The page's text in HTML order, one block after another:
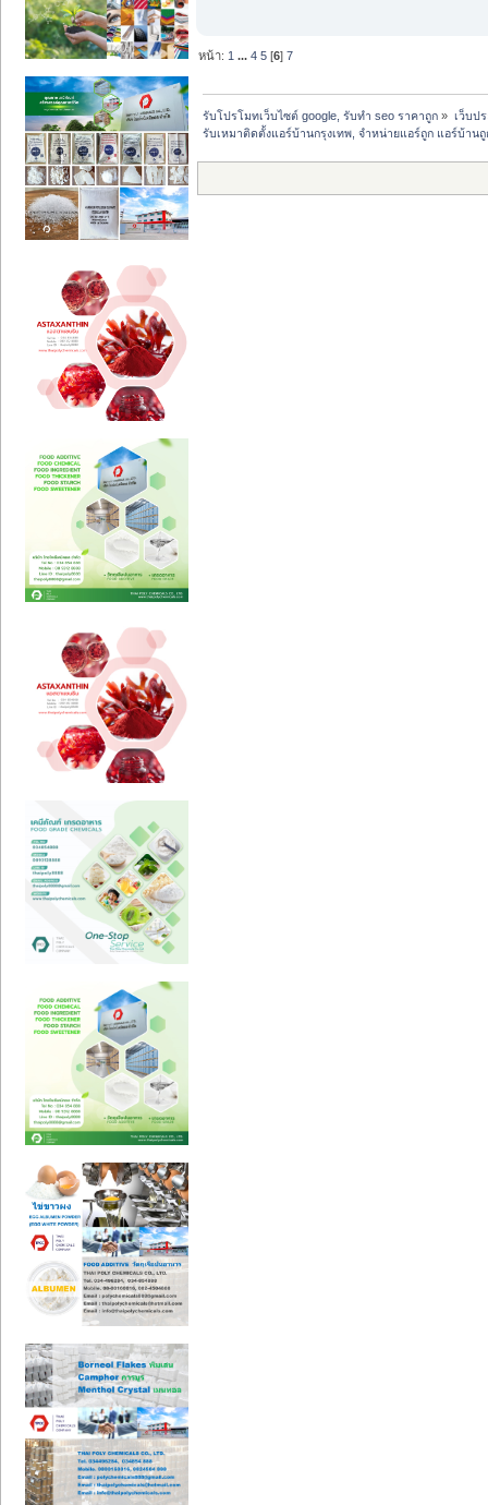
หน้า: 1 ...4 5 [6]7
รับโปรโมทเว็บไซต์ google, รับทำ seo ราคาถูก » เว็บป
รับเหมาติดตั้งแอร์บ้านกรุงเทพ, จำหน่ายแอร์ถูก แอร์บ้า